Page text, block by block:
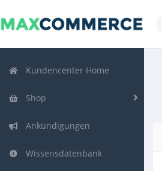
Kundencenter Home
Shop
Ankündigungen
Wissensdatenbank